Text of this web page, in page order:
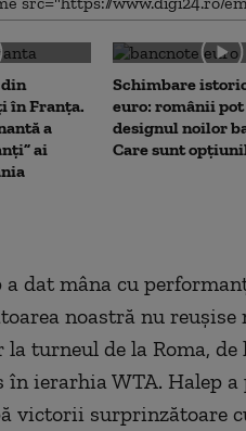
în Franța.
a
ai
Schimbare
euro: românii
designul noilor
Care sunt
a dat mâna cu
noastră nu
la turneul de la Roma,
ierarhia WTA. Halep
victorii surprinzătoare